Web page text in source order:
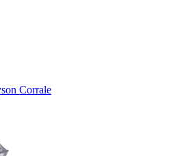
Corrale